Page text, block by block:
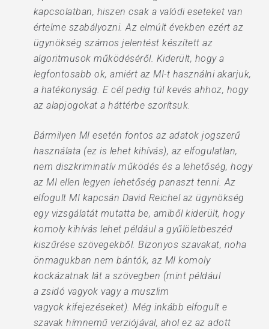
kapcsolatban, hiszen csak a valódi eseteket van
értelme szabályozni. Az elmúlt években ezért az
ügynökség számos jelentést készített az
algoritmusok működéséről. Kiderült, hogy a
legfontosabb ok, amiért az MI-t használni akarjuk,
a hatékonyság. E cél pedig túl kevés ahhoz, hogy
az alapjogokat a háttérbe szorítsuk.
Bármilyen MI esetén fontos az adatok jogszerű
használata (ez is lehet kihívás), az elfogulatlan,
nem diszkriminatív működés és a lehetőség, hogy
az MI ellen legyen lehetőség panaszt tenni. Az
elfogult MI kapcsán David Reichel az ügynökség
egy vizsgálatát mutatta be, amiből kiderült, hogy
komoly kihívás lehet például a gyűlöletbeszéd
kiszűrése szövegekből. Bizonyos szavakat, noha
önmagukban nem bántók, az MI komoly
kockázatnak lát a szövegben (mint például
a zsidó vagyok vagy a muszlim
vagyok kifejezéseket). Még inkább elfogult e
szavak hímnemű verziójával, ahol ez az adott